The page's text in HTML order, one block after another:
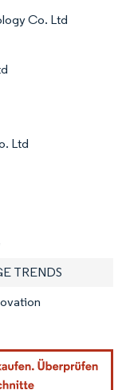
Co. Ltd
Ltd
TRENDS